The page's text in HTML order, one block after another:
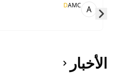
A
AMC
D
الأخبار